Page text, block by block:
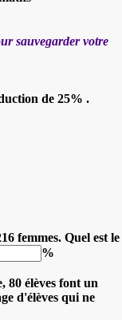
sauvegarder votre
de 25% .
femmes. Quel est le
%
80 élèves font un
d'élèves qui ne